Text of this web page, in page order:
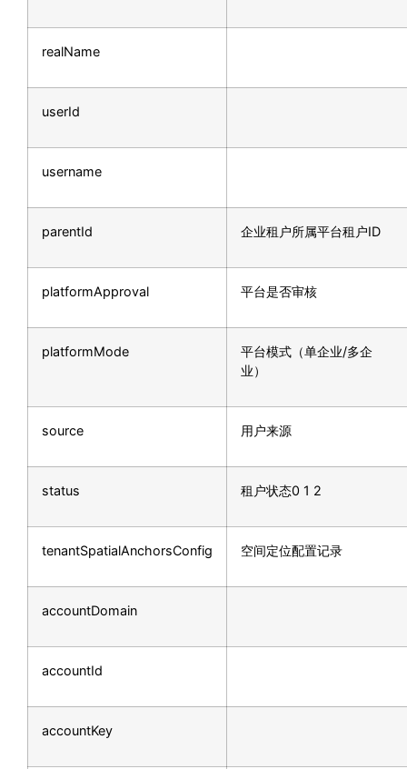
realName
userId
username
parentId 企业租户所属平台租户ID
platformApproval 平台是否审核
platformMode
平台模式（单企业/多企
业）
source 用户来源
status 租户状态0 1 2
tenantSpatialAnchorsConfig 空间定位配置记录
accountDomain
accountId
accountKey